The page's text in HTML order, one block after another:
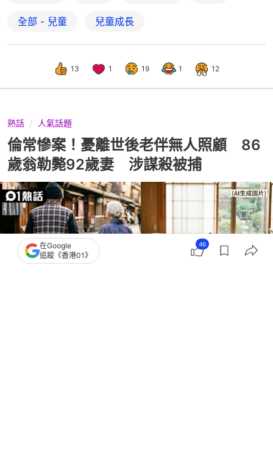
全部 - 兒童 兒童成長
13 1 19 1 12
熱話 人氣話題
倫常慘案！憂離世後老伴無人照顧 86
歲翁勒斃92歲妻 涉謀殺被捕
在Google
追蹤《香港01》
46